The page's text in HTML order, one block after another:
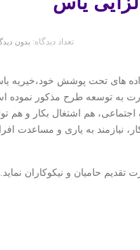
تعداد دیدگاه: بدون
های تحت پوشش خود،خیریه
به توسعه طرح مذکور نموده
هم اشتغال بکار و هم
نیازمند به یاری و مساعدت
تقدیم حامیان و نیکوکاران